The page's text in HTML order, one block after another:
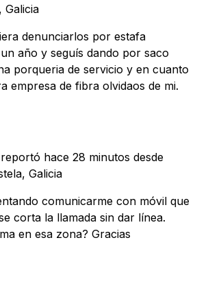
Galicia
denunciarlos por estafa
año y seguís dando por saco
porqueria de servicio y en cuanto
empresa de fibra olvidaos de mi.
hace 28 minutos desde
Galicia
comunicarme con móvil que
corta la llamada sin dar línea.
en esa zona? Gracias